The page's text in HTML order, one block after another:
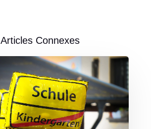
Articles Connexes